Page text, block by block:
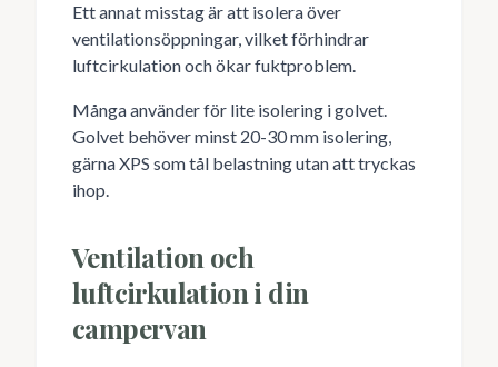
Ett annat misstag är att isolera över
ventilationsöppningar, vilket förhindrar
luftcirkulation och ökar fuktproblem.
Många använder för lite isolering i golvet.
Golvet behöver minst 20-30 mm isolering,
gärna XPS som tål belastning utan att tryckas
ihop.
Ventilation och
luftcirkulation i din
campervan